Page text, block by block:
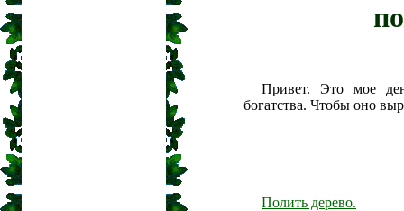
Привет. Это мое
богатства. Чтобы оно
Полить дерево.